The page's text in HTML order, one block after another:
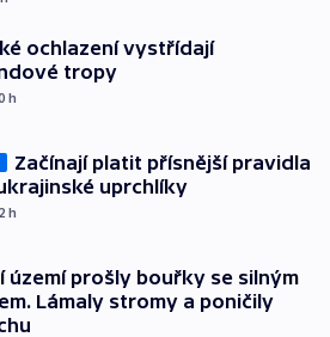
ochlazení vystřídají
tropy
h
Začínají platit přísnější pravidla
uprchlíky
h
území prošly bouřky se silným
Lámaly stromy a poničily